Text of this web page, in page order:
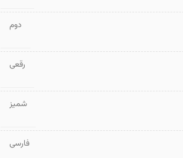
دوم
رقعی
شمیز
فارسی